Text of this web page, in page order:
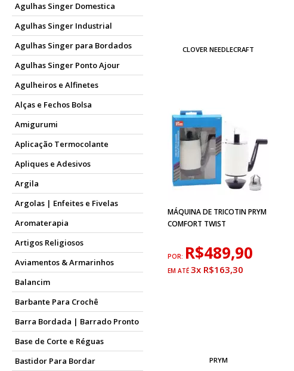
Agulhas Singer Domestica
Agulhas Singer Industrial
Agulhas Singer para Bordados
Agulhas Singer Ponto Ajour
Agulheiros e Alfinetes
Alças e Fechos Bolsa
Amigurumi
Aplicação Termocolante
Apliques e Adesivos
Argila
Argolas | Enfeites e Fivelas
Aromaterapia
Artigos Religiosos
Aviamentos & Armarinhos
Balancim
Barbante Para Crochê
Barra Bordada | Barrado Pronto
Base de Corte e Réguas
Bastidor Para Bordar
CLOVER NEEDLECRAFT
MÁQUINA DE TRICOTIN PRYM
COMFORT TWIST
POR: R$489,90
3x R$163,30
PRYM